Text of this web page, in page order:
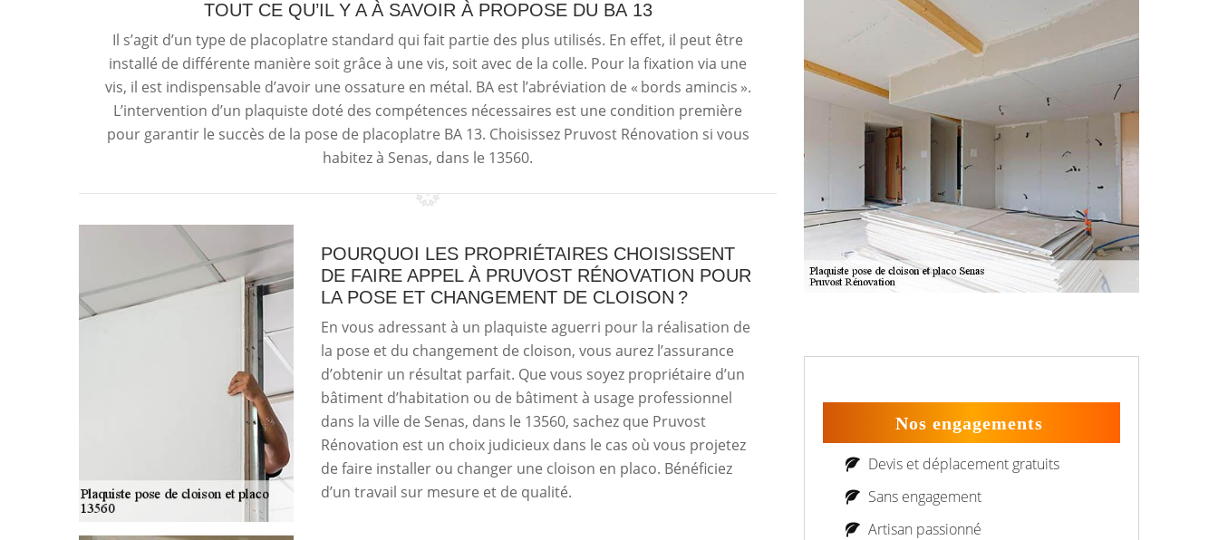
TOUT CE QU’IL Y A À SAVOIR À PROPOSE DU BA 13
Il s’agit d’un type de placoplatre standard qui fait partie des plus utilisés. En effet, il peut être
installé de différente manière soit grâce à une vis, soit avec de la colle. Pour la fixation via une
vis, il est indispensable d’avoir une ossature en métal. BA est l’abréviation de « bords amincis ».
L’intervention d’un plaquiste doté des compétences nécessaires est une condition première
pour garantir le succès de la pose de placoplatre BA 13. Choisissez Pruvost Rénovation si vous
habitez à Senas, dans le 13560.
POURQUOI LES PROPRIÉTAIRES CHOISISSENT
DE FAIRE APPEL À PRUVOST RÉNOVATION POUR
LA POSE ET CHANGEMENT DE CLOISON ?
En vous adressant à un plaquiste aguerri pour la réalisation de
la pose et du changement de cloison, vous aurez l’assurance
d’obtenir un résultat parfait. Que vous soyez propriétaire d’un
bâtiment d’habitation ou de bâtiment à usage professionnel
dans la ville de Senas, dans le 13560, sachez que Pruvost
Rénovation est un choix judicieux dans le cas où vous projetez
de faire installer ou changer une cloison en placo. Bénéficiez
d’un travail sur mesure et de qualité.
Nos engagements
Devis et déplacement gratuits
Sans engagement
Artisan passionné